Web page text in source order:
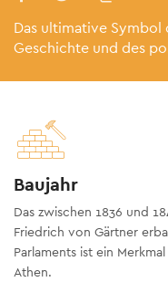
Das ultimative
Geschichte und des
Baujahr
Das zwischen 1836 und
Friedrich von Gärtner
Parlaments ist ein
Athen.